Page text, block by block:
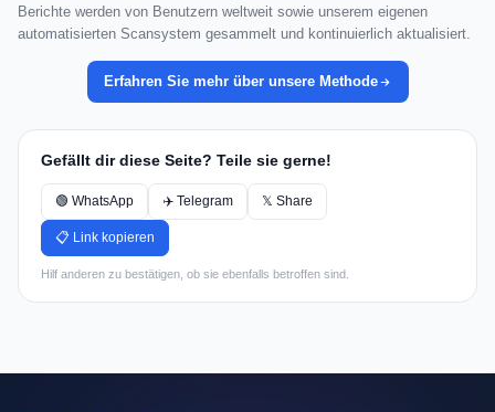
Berichte werden von Benutzern weltweit sowie unserem eigenen
automatisierten Scansystem gesammelt und kontinuierlich aktualisiert.
Erfahren Sie mehr über unsere Methode
Gefällt dir diese Seite? Teile sie gerne!
🟢 WhatsApp ✈️ Telegram 𝕏 Share
📋 Link kopieren
Hilf anderen zu bestätigen, ob sie ebenfalls betroffen sind.